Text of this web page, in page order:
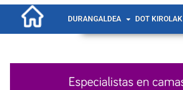
DURANGALDEA DOT KIROLAK